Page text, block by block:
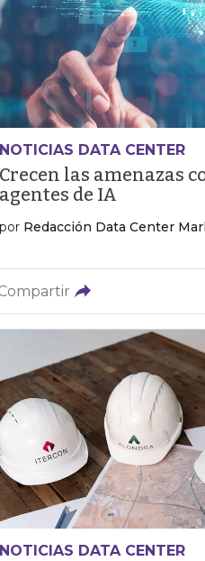
NOTICIAS DATA CENTER
Crecen las amenazas
agentes de IA
por Redacción Data Center
NOTICIAS DATA CENTER